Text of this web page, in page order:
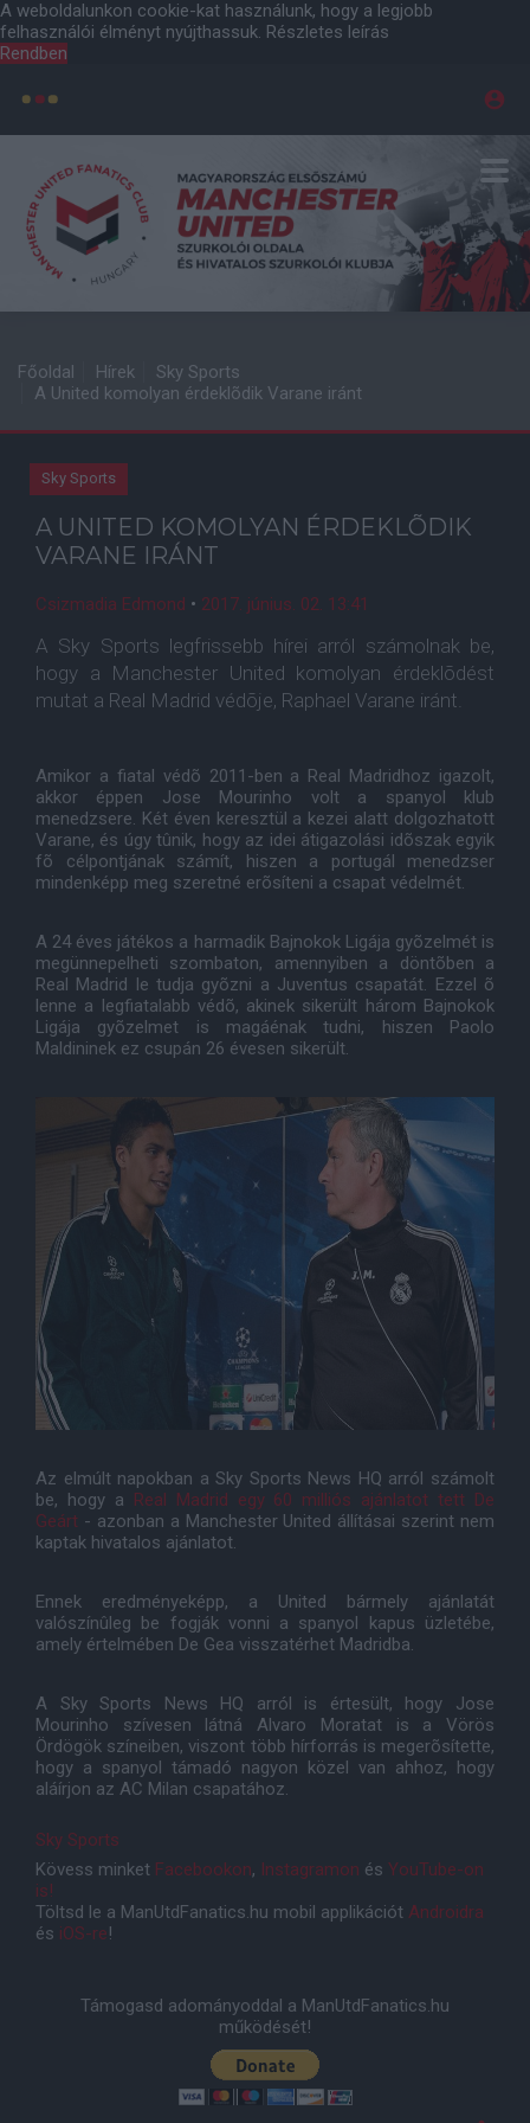
A weboldalunkon cookie-kat használunk, hogy a legjobb
felhasználói élményt nyújthassuk. Részletes leírás
Rendben
Főoldal Hírek
Sky Sports
A United komolyan érdeklõdik Varane iránt
Sky Sports
A UNITED KOMOLYAN ÉRDEKLÕDIK
VARANE IRÁNT
Csizmadia Edmond • 2017. június. 02. 13:41
A Sky Sports legfrissebb hírei arról számolnak be,
hogy a Manchester United komolyan érdeklõdést
mutat a Real Madrid védõje, Raphael Varane iránt.
Amikor a fiatal védõ 2011-ben a Real Madridhoz igazolt,
akkor éppen Jose Mourinho volt a spanyol klub
menedzsere. Két éven keresztül a kezei alatt dolgozhatott
Varane, és úgy tûnik, hogy az idei átigazolási idõszak egyik
fõ célpontjának számít, hiszen a portugál menedzser
mindenképp meg szeretné erõsíteni a csapat védelmét.
A 24 éves játékos a harmadik Bajnokok Ligája gyõzelmét is
megünnepelheti szombaton, amennyiben a döntõben a
Real Madrid le tudja gyõzni a Juventus csapatát. Ezzel õ
lenne a legfiatalabb védõ, akinek sikerült három Bajnokok
Ligája gyõzelmet is magáénak tudni, hiszen Paolo
Maldininek ez csupán 26 évesen sikerült.
Az elmúlt napokban a Sky Sports News HQ arról számolt
be, hogy a Real Madrid egy 60 milliós ajánlatot tett De
Geárt - azonban a Manchester United állításai szerint nem
kaptak hivatalos ajánlatot.
Ennek eredményeképp, a United bármely ajánlatát
valószínûleg be fogják vonni a spanyol kapus üzletébe,
amely értelmében De Gea visszatérhet Madridba.
A Sky Sports News HQ arról is értesült, hogy Jose
Mourinho szívesen látná Alvaro Moratat is a Vörös
Ördögök színeiben, viszont több hírforrás is megerõsítette,
hogy a spanyol támadó nagyon közel van ahhoz, hogy
aláírjon az AC Milan csapatához.
Sky Sports
Kövess minket Facebookon, Instagramon és YouTube-on
is!
Töltsd le a ManUtdFanatics.hu mobil applikációt Androidra
és iOS-re!
Támogasd adományoddal a ManUtdFanatics.hu
működését!